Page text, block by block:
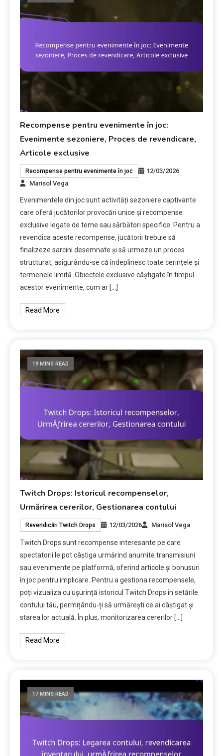
Recompense pentru evenimente în joc:
Evenimente sezoniere, Proces de revendicare,
Articole exclusive
Recompense pentru evenimente în joc
12/03/2026
Marisol Vega
Evenimentele din joc sunt activități sezoniere captivante
care oferă jucătorilor provocări unice și recompense
exclusive legate de teme sau sărbători specifice. Pentru a
revendica aceste recompense, jucătorii trebuie să
finalizeze sarcini desemnate și să urmeze un proces
structurat, asigurându-se că îndeplinesc toate cerințele și
termenele limită. Obiectele exclusive câștigate în timpul
acestor evenimente, cum ar […]
Read More
19 MINS READ
Twitch Drops: Istoricul recompenselor,
Urmărirea cererilor, Gestionarea contului
Revendicări Twitch Drops 12/03/2026 Marisol Vega
Twitch Drops sunt recompense interesante pe care
spectatorii le pot câștiga urmărind anumite transmisiuni
sau evenimente pe platformă, oferind articole și bonusuri
în joc pentru implicare. Pentru a gestiona recompensele,
poți vizualiza cu ușurință istoricul Twitch Drops în setările
contului tău, permițându-ți să urmărești ce ai câștigat și
starea lor actuală. În plus, monitorizarea cererilor […]
Read More
17 MINS READ